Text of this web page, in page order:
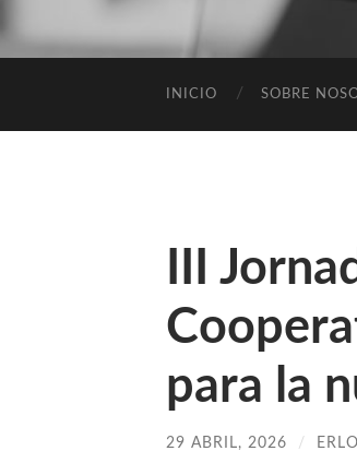
INICIO SOBRE
III
para la
29 ABRIL, 2026 /